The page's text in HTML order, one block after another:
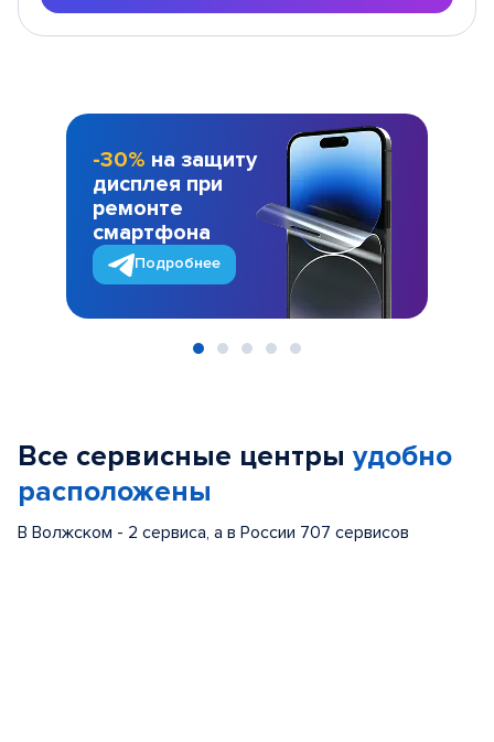
-30% на защиту
дисплея при
ремонте
смартфона
Подробнее
Все сервисные центры удобно
расположены
В Волжском - 2 сервиса, а в России 707 сервисов